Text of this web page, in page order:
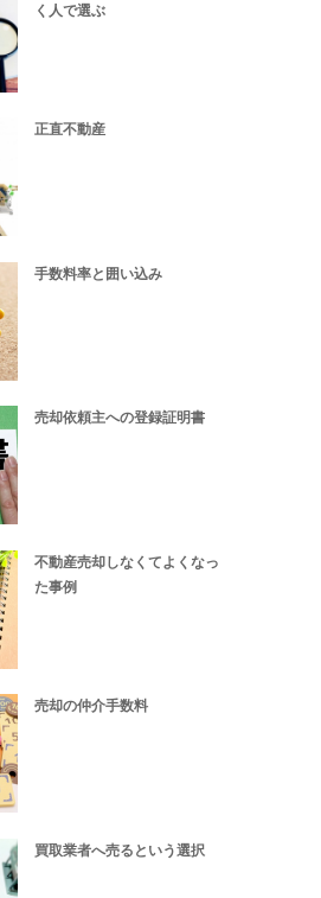
く人で選ぶ
正直不動産
手数料率と囲い込み
売却依頼主への登録証明書
不動産売却しなくてよくなっ
た事例
売却の仲介手数料
買取業者へ売るという選択